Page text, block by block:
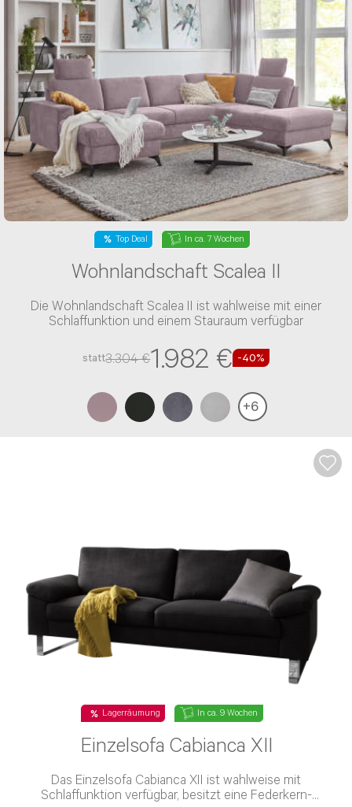
Top Deal In ca. 7 Wochen
Wohnlandschaft Scalea II
Die Wohnlandschaft Scalea II ist wahlweise mit einer
Schlaffunktion und einem Stauraum verfügbar
statt3.304 €1.982 € -40%
+6
Lagerräumung In ca. 9 Wochen
Einzelsofa Cabianca XII
Das Einzelsofa Cabianca XII ist wahlweise mit
Schlaffunktion verfügbar, besitzt eine Federkern-